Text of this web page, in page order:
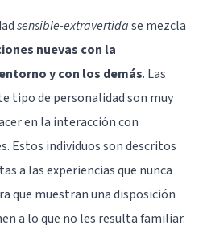
sensible-extravertidase mezcla
nuevas con la
y con los demás. Las
tipo de personalidad son muy
en la interacción con
Estos individuos son descritos
a las experiencias que nunca
que muestran una disposición
a lo que no les resulta familiar.